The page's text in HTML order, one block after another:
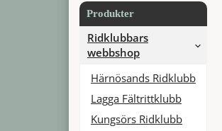
Produkter
Ridklubbars
webbshop
Härnösands Ridklubb
Lagga Fältrittklubb
Kungsörs Ridklubb